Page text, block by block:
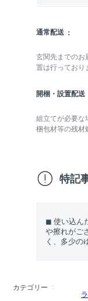
通常配送
玄関先までのお
置は行っており
開梱・設置配送
組立てが必要な
梱包材等の残材
特記
◼︎ 使い込ん
や擦れがご
く、多少の
カテゴリー